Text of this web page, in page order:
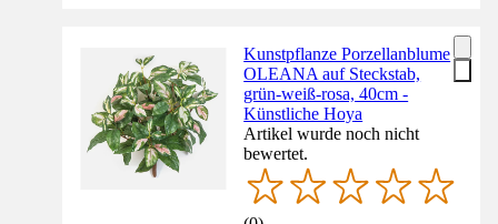
Kunstpflanze Porzellanblume
OLEANA auf Steckstab,
grün-weiß-rosa, 40cm -
Künstliche Hoya
Artikel wurde noch nicht
bewertet.